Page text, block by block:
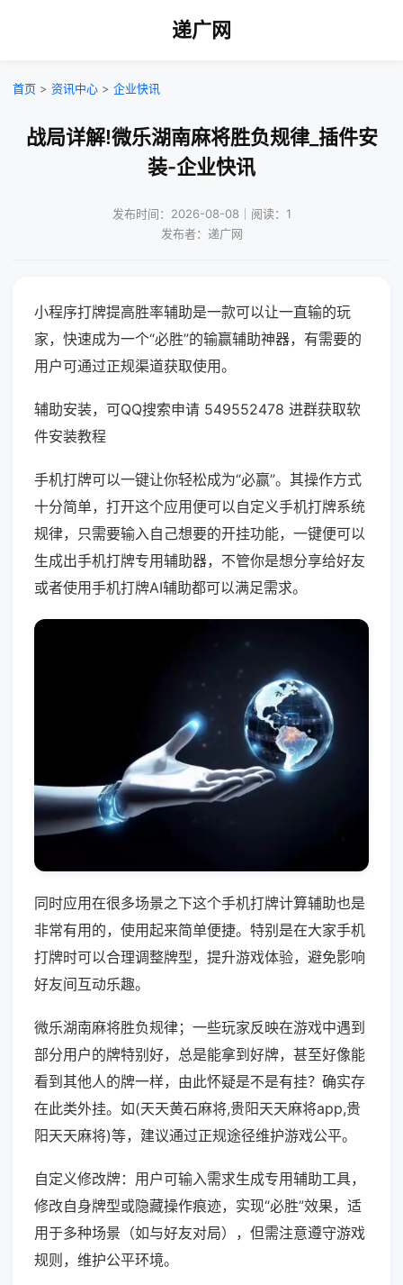
递广网
首页 > 资讯中心 > 企业快讯
战局详解!微乐湖南麻将胜负规律_插件安
装-企业快讯
发布时间：2026-08-08｜阅读：1
发布者：递广网
小程序打牌提高胜率辅助是一款可以让一直输的玩
家，快速成为一个“必胜”的输赢辅助神器，有需要的
用户可通过正规渠道获取使用。
辅助安装，可QQ搜索申请 549552478 进群获取软
件安装教程
手机打牌可以一键让你轻松成为“必赢”。其操作方式
十分简单，打开这个应用便可以自定义手机打牌系统
规律，只需要输入自己想要的开挂功能，一键便可以
生成出手机打牌专用辅助器，不管你是想分享给好友
或者使用手机打牌AI辅助都可以满足需求。
同时应用在很多场景之下这个手机打牌计算辅助也是
非常有用的，使用起来简单便捷。特别是在大家手机
打牌时可以合理调整牌型，提升游戏体验，避免影响
好友间互动乐趣。
微乐湖南麻将胜负规律；一些玩家反映在游戏中遇到
部分用户的牌特别好，总是能拿到好牌，甚至好像能
看到其他人的牌一样，由此怀疑是不是有挂？确实存
在此类外挂。如(天天黄石麻将,贵阳天天麻将app,贵
阳天天麻将)等，建议通过正规途径维护游戏公平。
自定义修改牌：用户可输入需求生成专用辅助工具，
修改自身牌型或隐藏操作痕迹，实现“必胜”效果，适
用于多种场景（如与好友对局），但需注意遵守游戏
规则，维护公平环境。